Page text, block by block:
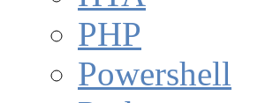
PHP
Powershell